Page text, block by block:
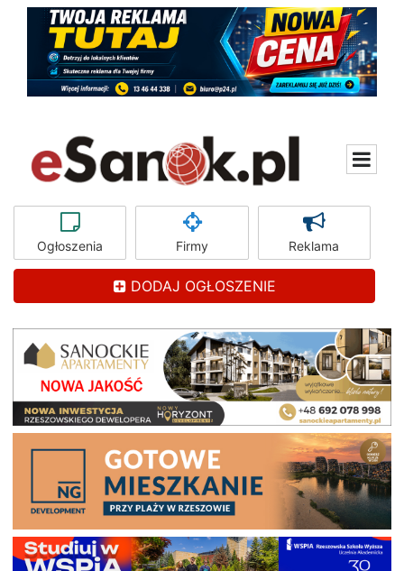
Ogłoszenia Firmy Reklama
DODAJ OGŁOSZENIE